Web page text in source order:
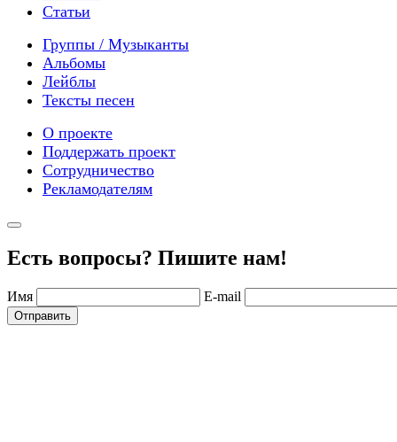
Статьи
Группы / Музыканты
Альбомы
Лейблы
Тексты песен
О проекте
Поддержать проект
Сотрудничество
Рекламодателям
Есть вопросы? Пишите нам!
Имя E-mail